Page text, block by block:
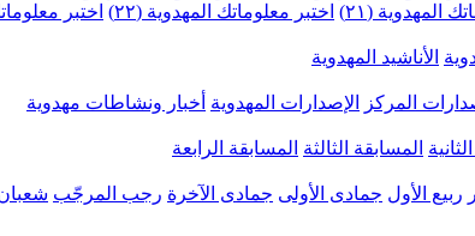
المهدوية (٢١) اختبر معلوماتك المهدوية (٢٢) اختبر
الأناشيد المهدوية
المركز الإصدارات المهدوية أخبار ونشاطات مهدوية
المسابقة الثالثة المسابقة الرابعة
ربيع الأول جمادى الأولى جمادى الآخرة رجب المرجّب